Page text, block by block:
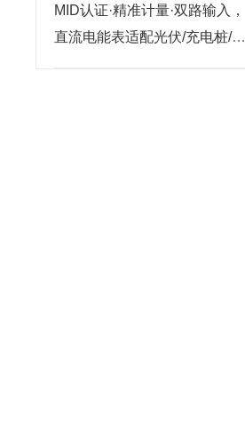
MID认证·精准计量·双路输入，
直流电能表适配光伏/充电桩/基